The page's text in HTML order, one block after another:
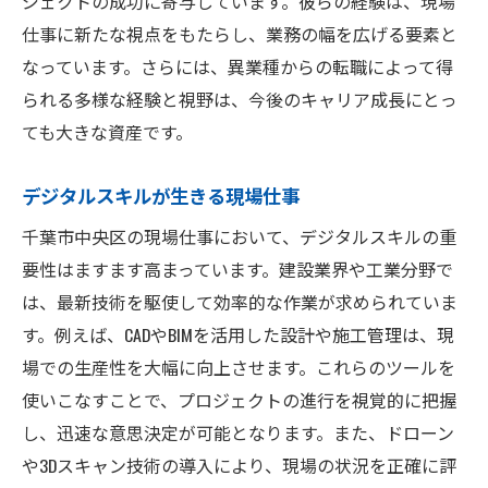
仕事に新たな視点をもたらし、業務の幅を広げる要素と
なっています。さらには、異業種からの転職によって得
られる多様な経験と視野は、今後のキャリア成長にとっ
ても大きな資産です。
デジタルスキルが生きる現場仕事
千葉市中央区の現場仕事において、デジタルスキルの重
要性はますます高まっています。建設業界や工業分野で
は、最新技術を駆使して効率的な作業が求められていま
す。例えば、CADやBIMを活用した設計や施工管理は、現
場での生産性を大幅に向上させます。これらのツールを
使いこなすことで、プロジェクトの進行を視覚的に把握
し、迅速な意思決定が可能となります。また、ドローン
や3Dスキャン技術の導入により、現場の状況を正確に評